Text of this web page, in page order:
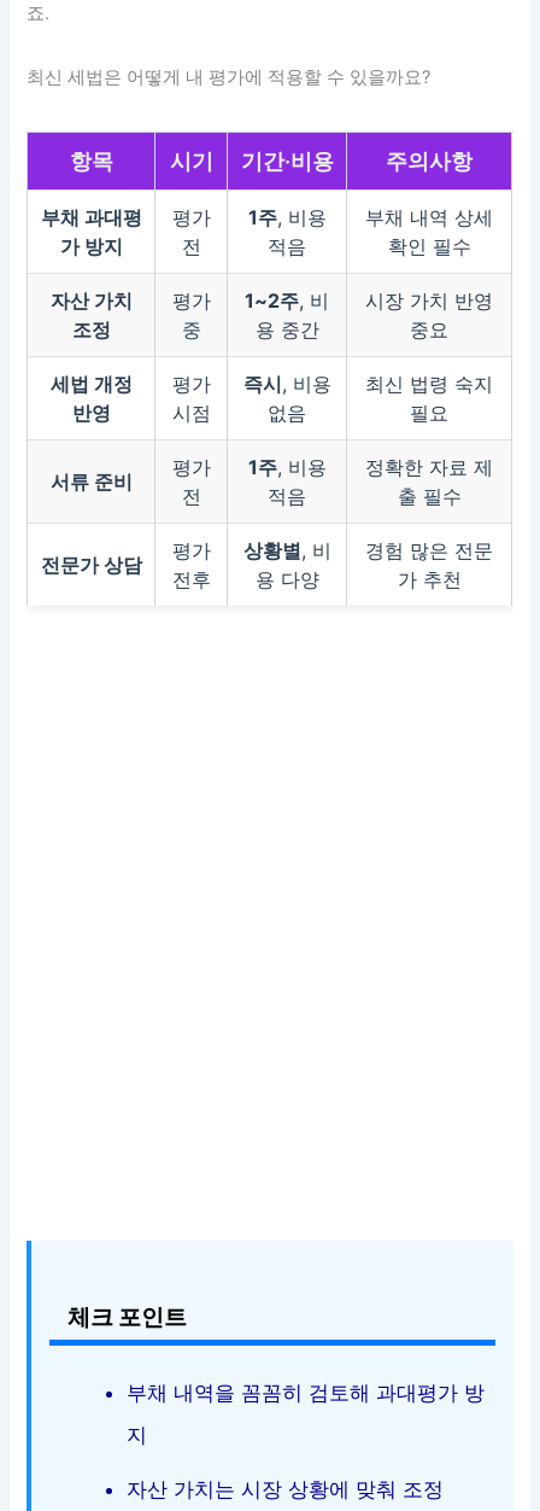
죠.
최신 세법은 어떻게 내 평가에 적용할 수 있을까요?
항목 시기 기간·비용 주의사항
부채 과대평
가 방지
평가
전
1주, 비용
적음
부채 내역 상세
확인 필수
자산 가치
조정
평가
중
1~2주, 비
용 중간
시장 가치 반영
중요
세법 개정
반영
평가
시점
즉시, 비용
없음
최신 법령 숙지
필요
서류 준비
평가
전
1주, 비용
적음
정확한 자료 제
출 필수
전문가 상담
평가
전후
상황별, 비
용 다양
경험 많은 전문
가 추천
체크 포인트
부채 내역을 꼼꼼히 검토해 과대평가 방
지
자산 가치는 시장 상황에 맞춰 조정